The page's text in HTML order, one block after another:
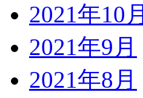
2021年10月
2021年9月
2021年8月